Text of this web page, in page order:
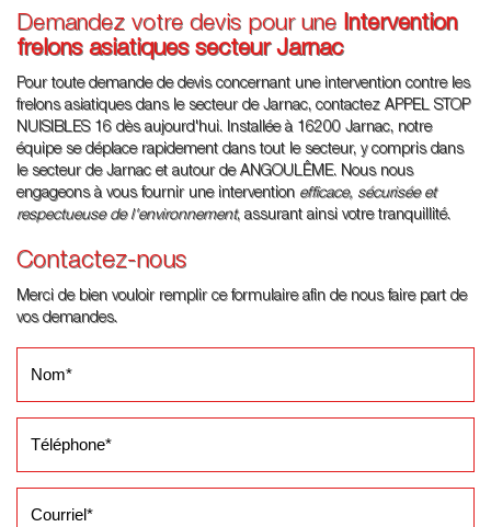
Demandez votre devis pour une Intervention
frelons asiatiques secteur Jarnac
Pour toute demande de devis concernant une intervention contre les
frelons asiatiques dans le secteur de Jarnac, contactez APPEL STOP
NUISIBLES 16 dès aujourd'hui. Installée à 16200 Jarnac, notre
équipe se déplace rapidement dans tout le secteur, y compris dans
le secteur de Jarnac et autour de ANGOULÊME. Nous nous
engageons à vous fournir une intervention efficace, sécurisée et
respectueuse de l'environnement, assurant ainsi votre tranquillité.
Contactez-nous
Merci de bien vouloir remplir ce formulaire afin de nous faire part de
vos demandes.